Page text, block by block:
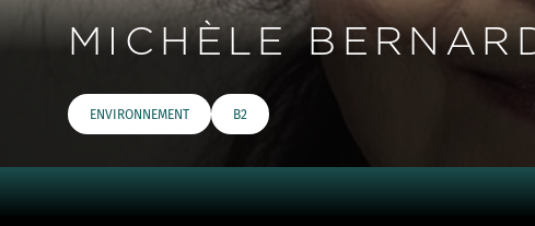
MICHÈLE
ENVIRONNEMENT B2